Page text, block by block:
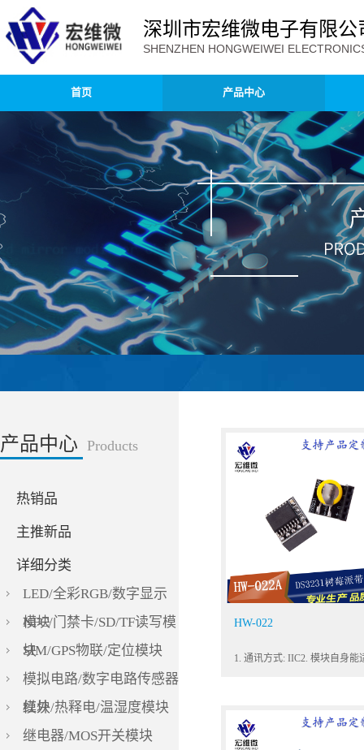
深圳市宏维微电子有限公
SHENZHEN HONGWEIWEI
首页 产品中心
产品中心 Products
热销品
主推新品
详细分类
LED/全彩RGB/数字显示
模块
NFC/门禁卡/SD/TF读写模
块
SIM/GPS物联/定位模块
模拟电路/数字电路传感器
模块
红外/热释电/温湿度模块
继电器/MOS开关模块
HW-022